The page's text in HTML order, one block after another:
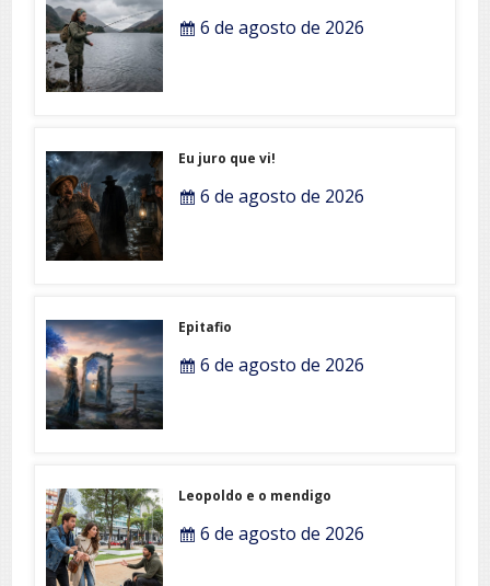
6 de agosto de 2026
Eu juro que vi!
6 de agosto de 2026
Epitafio
6 de agosto de 2026
Leopoldo e o mendigo
6 de agosto de 2026